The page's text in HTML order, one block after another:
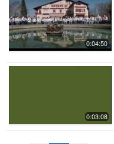
0:04:50
0:03:08